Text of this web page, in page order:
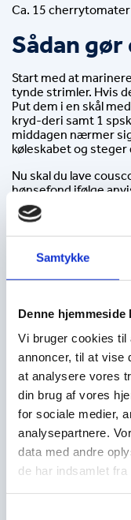
Samtykke
Denne
Vi bruger cookies til
annoncer, til at vise
at analysere vores
din brug af vores
for sociale medier,
analysepartnere.
data med andre
de har indsamlet
Ca. 15
Sådan gør
Start med at
tynde strimler. Hvis
Put dem i en skål
kryd-deri samt 1
middagen nærmer
køleskabet og steger
Nu skal du lave
hønsefond ifølge
gerne en tsk.
couscous’en, rør
Pssst….nu er det tid
absorberet i din
rundt. Tilsæt nu
ingredienserne som
Retten kan meget
du kyllingen fra
bøf, din hele kylling,
aldrig.
God sommer og
Vinmatch: